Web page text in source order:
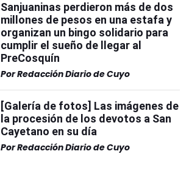
Sanjuaninas perdieron más de dos
millones de pesos en una estafa y
organizan un bingo solidario para
cumplir el sueño de llegar al
PreCosquín
PorRedacción Diario de Cuyo
[Galería de fotos] Las imágenes de
la procesión de los devotos a San
Cayetano en su día
PorRedacción Diario de Cuyo